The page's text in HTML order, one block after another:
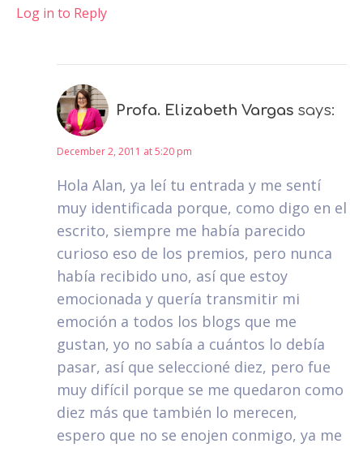
Log in to Reply
Profa. Elizabeth Vargas says:
December 2, 2011 at 5:20 pm
Hola Alan, ya leí tu entrada y me sentí
muy identificada porque, como digo en el
escrito, siempre me había parecido
curioso eso de los premios, pero nunca
había recibido uno, así que estoy
emocionada y quería transmitir mi
emoción a todos los blogs que me
gustan, yo no sabía a cuántos lo debía
pasar, así que seleccioné diez, pero fue
muy difícil porque se me quedaron como
diez más que también lo merecen,
espero que no se enojen conmigo, ya me